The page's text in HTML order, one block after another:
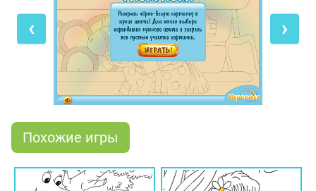
прекрасного принца и попытался отразить атаку.
Врагов было очень много, и только смелость
Мари помогла герою победить мышиное войско.
Позже девочка пережила немало
приключений со своим любимым Щелкунчиком.
расколдованного принца и стала королевой. А
пока наш герой зачарован и притворяется
что вокруг сгустились чёрно-белые сумерки.
‹ ›
Похожие игры